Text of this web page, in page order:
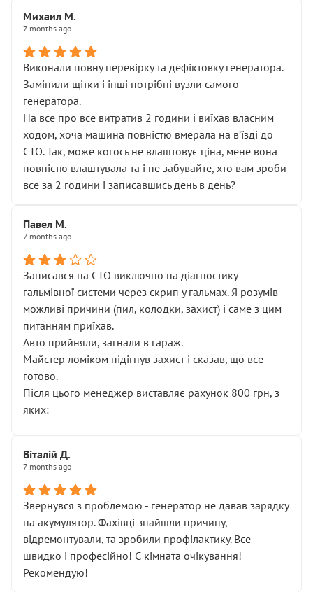
Михаил М.
7 months ago
Виконали повну перевірку та дефіктовку генератора.
Замінили щітки і інші потрібні вузли самого
генератора.
На все про все витратив 2 години і виїхав власним
ходом, хоча машина повністю вмерала на вʼїзді до
СТО. Так, може когось не влаштовує ціна, мене вона
повністю влаштувала та і не забувайте, хто вам зроби
все за 2 години і записавшись день в день?
Павел М.
7 months ago
Записався на СТО виключно на діагностику
гальмівної системи через скрип у гальмах. Я розумів
можливі причини (пил, колодки, захист) і саме з цим
питанням приїхав.
Авто прийняли, загнали в гараж.
Майстер ломіком підігнув захист і сказав, що все
готово.
Після цього менеджер виставляє рахунок 800 грн, з
яких:
• 300 грн — діагностика гальмівної системи
НЕ погоджував
послуга. Тим більше, я був поруч і жодної реальної
діагностики ходової не проводилось. Після
зауваження гроші за цю “послугу” повернули, що
лише підтвердило мою правоту.
Але головне — я виїжджаю з боксу, і скрип у гальмах
залишився таким самим, як і був. Тобто оплачена
Віталій Д.
7 months ago
Звернувся з проблемою - генератор не давав зарядку
на акумулятор. Фахівці знайшли причину,
відремонтували, та зробили профілактику. Все
швидко і професійно! Є кімната очікування!
Рекомендую!